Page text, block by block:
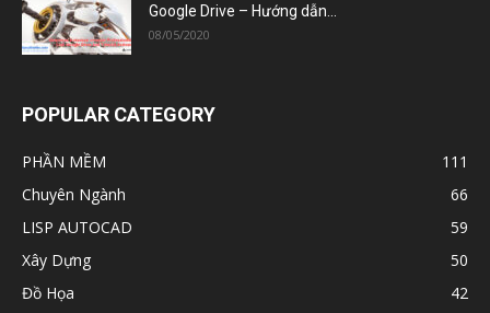
Google Drive – Hướng dẫn...
08/05/2020
POPULAR CATEGORY
PHẦN MỀM
111
Chuyên Ngành
66
LISP AUTOCAD
59
Xây Dựng
50
Đồ Họa
42